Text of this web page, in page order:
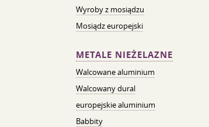
Wyroby z mosiądzu
Mosiądz europejski
METALE NIEŻELAZNE
Walcowane aluminium
Walcowany dural
europejskie aluminium
Babbity